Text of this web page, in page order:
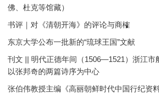
佛、杜克等馆藏）
书评｜对《清朝开海》的评论与商榷
东京大学公布一批新的“琉球王国”文献
刊文 || 明代正德年间（1506—1521）浙江
以张邦奇的两篇诗序为中心
张伯伟教授主编《高丽朝鲜时代中国行纪资